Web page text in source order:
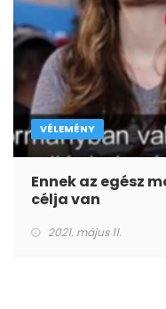
VÉLEMÉNY
Ennek az egész
célja van
2021. május 11.